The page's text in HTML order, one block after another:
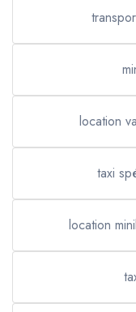
location
taxi
location